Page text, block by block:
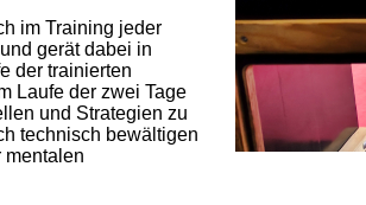
im Training jeder
gerät dabei in
der trainierten
Laufe der zwei Tage
und Strategien zu
technisch bewältigen
mentalen